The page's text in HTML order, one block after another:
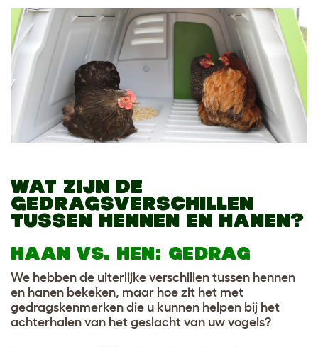
WAT ZIJN DE
GEDRAGSVERSCHILLEN
TUSSEN HENNEN EN HANEN?
HAAN VS. HEN: GEDRAG
We hebben de uiterlijke verschillen tussen hennen
en hanen bekeken, maar hoe zit het met
gedragskenmerken die u kunnen helpen bij het
achterhalen van het geslacht van uw vogels?